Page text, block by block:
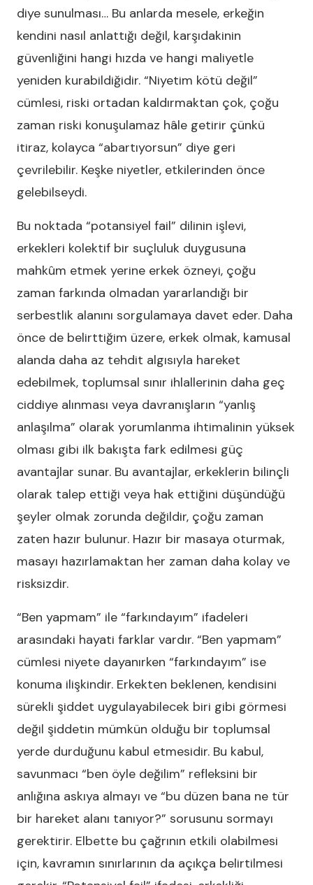
diye sunulması… Bu anlarda mesele, erkeğin
kendini nasıl anlattığı değil, karşıdakinin
güvenliğini hangi hızda ve hangi maliyetle
yeniden kurabildiğidir. “Niyetim kötü değil”
cümlesi, riski ortadan kaldırmaktan çok, çoğu
zaman riski konuşulamaz hâle getirir çünkü
itiraz, kolayca “abartıyorsun” diye geri
çevrilebilir. Keşke niyetler, etkilerinden önce
gelebilseydi.
Bu noktada “potansiyel fail” dilinin işlevi,
erkekleri kolektif bir suçluluk duygusuna
mahkûm etmek yerine erkek özneyi, çoğu
zaman farkında olmadan yararlandığı bir
serbestlik alanını sorgulamaya davet eder. Daha
önce de belirttiğim üzere, erkek olmak, kamusal
alanda daha az tehdit algısıyla hareket
edebilmek, toplumsal sınır ihlallerinin daha geç
ciddiye alınması veya davranışların “yanlış
anlaşılma” olarak yorumlanma ihtimalinin yüksek
olması gibi ilk bakışta fark edilmesi güç
avantajlar sunar. Bu avantajlar, erkeklerin bilinçli
olarak talep ettiği veya hak ettiğini düşündüğü
şeyler olmak zorunda değildir, çoğu zaman
zaten hazır bulunur. Hazır bir masaya oturmak,
masayı hazırlamaktan her zaman daha kolay ve
risksizdir.
“Ben yapmam” ile “farkındayım” ifadeleri
arasındaki hayati farklar vardır. “Ben yapmam”
cümlesi niyete dayanırken “farkındayım” ise
konuma ilişkindir. Erkekten beklenen, kendisini
sürekli şiddet uygulayabilecek biri gibi görmesi
değil şiddetin mümkün olduğu bir toplumsal
yerde durduğunu kabul etmesidir. Bu kabul,
savunmacı “ben öyle değilim” refleksini bir
anlığına askıya almayı ve “bu düzen bana ne tür
bir hareket alanı tanıyor?” sorusunu sormayı
gerektirir. Elbette bu çağrının etkili olabilmesi
için, kavramın sınırlarının da açıkça belirtilmesi